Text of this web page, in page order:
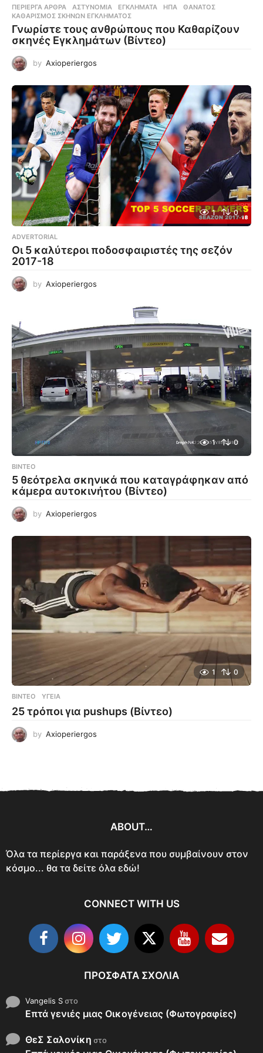
ΠΕΡΊΕΡΓΑ ΆΡΘΡΑ ΑΣΤΥΝΟΜΊΑ ,ΕΓΚΛΉΜΑΤΑ ,ΗΠΑ ,ΘΆΝΑΤΟΣ
ΚΑΘΑΡΙΣΜΌΣ ΣΚΗΝΏΝ ΕΓΚΛΉΜΑΤΟΣ
Γνωρίστε τους ανθρώπους που Καθαρίζουν
σκηνές Εγκλημάτων (Βίντεο)
by Axioperiergos
1 0
ADVERTORIAL
Οι 5 καλύτεροι ποδοσφαιριστές της σεζόν
2017-18
by Axioperiergos
1 0
ΒΊΝΤΕΟ
5 θεότρελα σκηνικά που καταγράφηκαν από
κάμερα αυτοκινήτου (Βίντεο)
by Axioperiergos
1 0
ΒΊΝΤΕΟ ΥΓΕΊΑ
25 τρόποι για pushups (Βίντεο)
by Axioperiergos
ABOUT…
Όλα τα περίεργα και παράξενα που συμβαίνουν στον
κόσμο... θα τα δείτε όλα εδώ!
CONNECT WITH US
ΠΡΌΣΦΑΤΑ ΣΧΌΛΙΑ
Vangelis Sστο
Επτά γενιές μιας Οικογένειας (Φωτογραφίες)
ΘεΣ Σαλονίκη στο